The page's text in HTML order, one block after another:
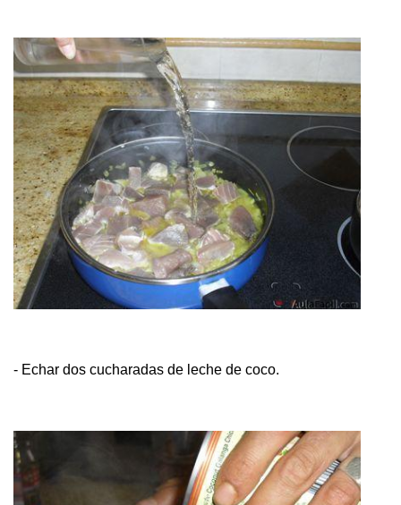
- Echar dos cucharadas de leche de coco.